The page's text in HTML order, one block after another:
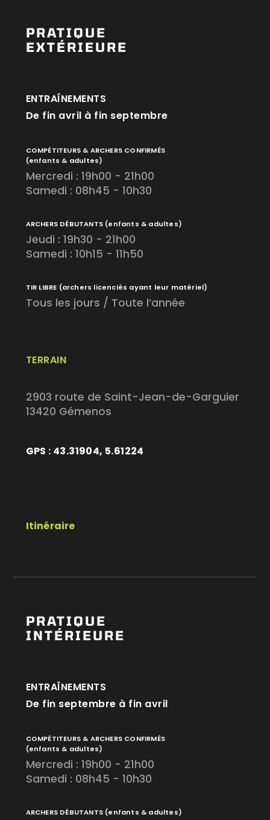
PRATIQUE
EXTÉRIEURE
TERRAIN
2903 route de Saint-Jean-de-Garguier
13420 Gémenos
GPS : 43.31904, 5.61224
Itinéraire
ENTRAÎNEMENTS
De fin avril à fin septembre
COMPÉTITEURS & ARCHERS CONFIRMÉS
(enfants & adultes)
Mercredi : 19h00 - 21h00
Samedi : 08h45 - 10h30
ARCHERS DÉBUTANTS (enfants & adultes)
Jeudi : 19h30 - 21h00
Samedi : 10h15 - 11h50
TIR LIBRE (archers licenciés ayant leur matériel)
Tous les jours / Toute l’année
PRATIQUE
INTÉRIEURE
ENTRAÎNEMENTS
De fin septembre à fin avril
COMPÉTITEURS & ARCHERS CONFIRMÉS
(enfants & adultes)
Mercredi : 19h00 - 21h00
Samedi : 08h45 - 10h30
ARCHERS DÉBUTANTS (enfants & adultes)